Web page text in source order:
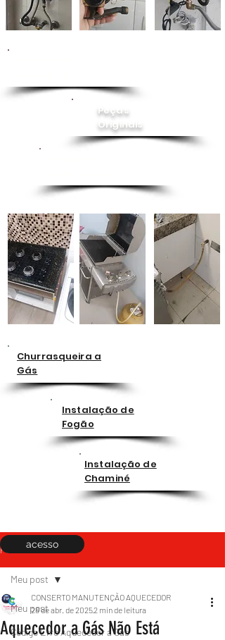
Peças
Originais
Churrasqueira a
Gás
Instalação de
Fogão
Instalação de
Chaminé
Post
Meu post
Código Erro Aquecedor a Gás
Meu post
Aquecedor a Gás Não Está
CONSERTO MANUTENÇÃO AQUECEDOR
28 de abr. de 20252 min de leitura
acesso